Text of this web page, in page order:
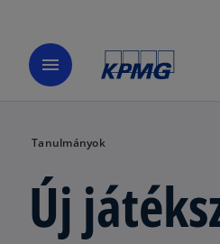
menu
Tanulmányok
Új